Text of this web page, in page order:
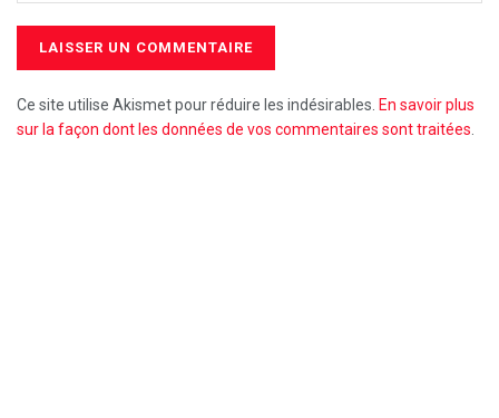
Ce site utilise Akismet pour réduire les indésirables. En savoir plus
sur la façon dont les données de vos commentaires sont traitées